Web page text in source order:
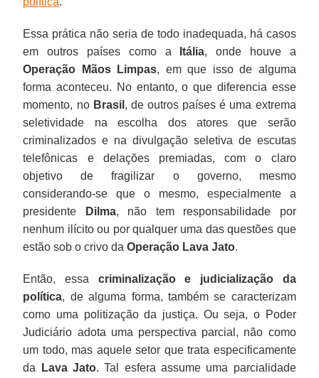
Essa prática não seria de todo inadequada, há casos
em outros países como a
Itália, onde houve a
Operação Mãos Limpas, em que isso de alguma
forma aconteceu. No entanto, o que diferencia esse
momento, no Brasil , de outros países é uma extrema
seletividade na escolha dos atores que serão
criminalizados e na divulgação seletiva de escutas
telefônicas e delações premiadas, com o claro
objetivo de fragilizar o governo, mesmo
considerando-se que o mesmo, especialmente a
presidente
Dilma, não tem responsabilidade por
nenhum ilícito ou por qualquer uma das questões que
estão sob o crivo daOperação Lava Jato.
Então, essa criminalização e judicialização da
política, de alguma forma, também se caracterizam
como uma politização da justiça. Ou seja, o Poder
Judiciário adota uma perspectiva parcial, não como
um todo, mas aquele setor que trata especificamente
da
Lava Jato. Tal esfera assume uma parcialidade